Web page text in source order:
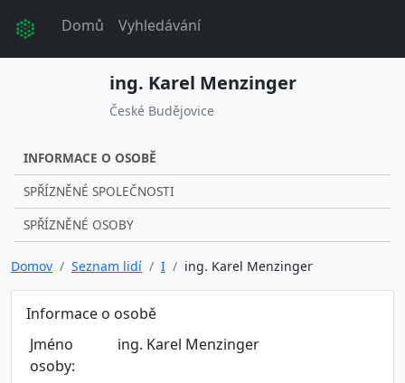
Domů Vyhledávání
ing. Karel Menzinger
České Budějovice
INFORMACE O OSOBĚ
SPŘÍZNĚNÉ SPOLEČNOSTI
SPŘÍZNĚNÉ OSOBY
Domov Seznam lidí I ing. Karel Menzinger
Informace o osobě
Jméno
osoby:
ing. Karel Menzinger